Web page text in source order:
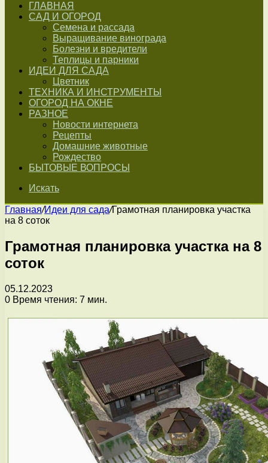
ГЛАВНАЯ
САД И ОГОРОД
Семена и рассада
Выращивание винограда
Болезни и вредители
Теплицы и парники
ИДЕИ ДЛЯ САДА
Цветник
ТЕХНИКА И ИНСТРУМЕНТЫ
ОГОРОД НА ОКНЕ
РАЗНОЕ
Новости интернета
Рецепты
Домашние животные
Рождество
БЫТОВЫЕ ВОПРОСЫ
Искать
Главная/Идеи для сада/Грамотная планировка участка
на 8 соток
Грамотная планировка участка на 8
соток
05.12.2023
0 Время чтения: 7 мин.